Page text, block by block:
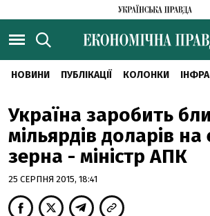
НОВИНИ ПУБЛІКАЦІЇ КОЛОНКИ
Україна заробить
мільярдів доларів на
зерна - міністр АПК
25 СЕРПНЯ 2015, 18:41